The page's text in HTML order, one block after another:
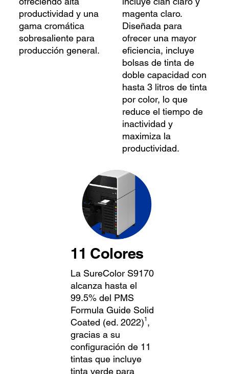
productividad y una
gama cromática
sobresaliente para
producción general.
magenta claro.
Diseñada para
ofrecer una mayor
eficiencia, incluye
bolsas de tinta de
doble capacidad con
hasta 3 litros de tinta
por color, lo que
reduce el tiempo de
inactividad y
maximiza la
productividad.
11 Colores
La SureColor S9170
alcanza hasta el
99.5% del PMS
Formula Guide Solid
Coated (ed. 2022)1 ,
gracias a su
configuración de 11
tintas que incluye
tinta verde para